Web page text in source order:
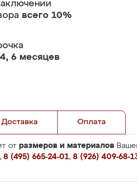
всего 10%
6 месяцев
Доставка Оплата
от размеров и материалов
, 8 (495) 665-24-01, 8 (926) 409-68-